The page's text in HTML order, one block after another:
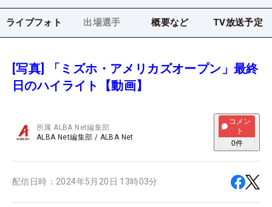
ライブフォト 出場選手 概要など TV放送予定
[写真] 「ミズホ・アメリカズオープン」最終
日のハイライト【動画】
所属ALBA Net編集部
ALBA Net編集部 / ALBA Net
コメン
ト
0件
配信日時： 2024年5月20日 13時03分